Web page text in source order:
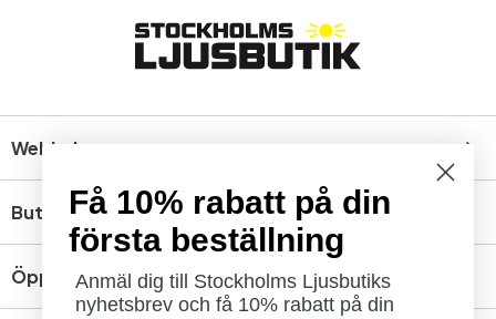
Webbshop
Butik
Öppettider
Få 10% rabatt på din
första beställning
Anmäl dig till Stockholms Ljusbutiks
nyhetsbrev och få 10% rabatt på din